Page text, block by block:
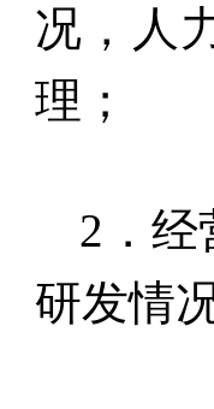
况，人
理；
2 ．
研发情